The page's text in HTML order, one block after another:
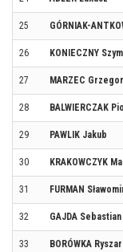
25 GÓRNIAK-
26 KONIECZNY
27 MARZEC
28 BALWIERCZAK
29 PAWLIK Jakub
30 KRAKOWCZYK
31 FURMAN
32 GAJDA Sebastian
33 BORÓWKA